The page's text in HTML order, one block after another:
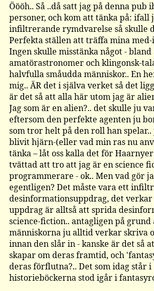
Öööh.. Så ..då satt jag på denna pub
personer, och kom att tänka på: ifall
infiltrerande rymdvarelse så skulle
Perfekta ställen att träffa mina
Ingen skulle misstänka något - bland
amatörastronomer och klingonsk-
halvfulla småudda människor.. En
mig.. ÄR det i själva verket så det
är det så att alla här utom jag är
Jag som är en alien?.. det skulle ju
eftersom den perfekte agenten ju
som tror helt på den roll han
blivit hjärn-(eller vad min ras nu
tänka – låt oss kalla det för Haarnyer
tvättad att tro att jag är en science
programmerare - ok.. Men vad gör
egentligen? Det måste vara ett
desinformationsuppdrag, det
uppdrag är alltså att sprida
science-fiction.. antagligen på grund
människorna ju alltid verkar skriva
innan den slår in - kanske är det så
skapar om deras framtid, och
deras förflutna?.. Det som idag står i
historieböckerna stod igår i